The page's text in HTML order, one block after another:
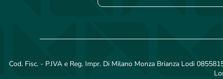
Cod. Fisc. - P.IVA e Reg. Impr. Di Milano Monza Brianza Lodi